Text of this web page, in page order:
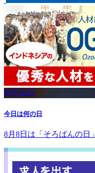
08月08日
今日は何の日
8月8日は「そろばんの日」